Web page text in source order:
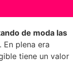
de moda las
En plena era
tiene un valor